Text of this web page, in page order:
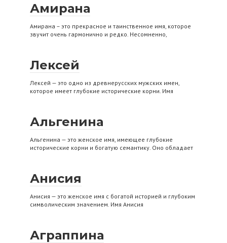
Амирана
Амирана – это прекрасное и таинственное имя, которое
звучит очень гармонично и редко. Несомненно,
Лексей
Лексей — это одно из древнерусских мужских имен,
которое имеет глубокие исторические корни. Имя
Альгенина
Альгенина — это женское имя, имеющее глубокие
исторические корни и богатую семантику. Оно обладает
Анисия
Анисия — это женское имя с богатой историей и глубоким
символическим значением. Имя Анисия
Аграппина